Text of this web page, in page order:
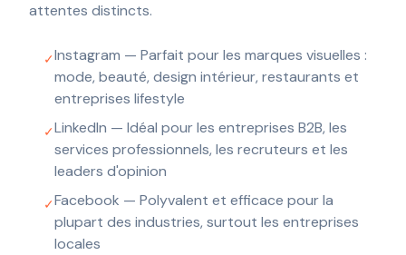
attentes distincts.
✓Instagram — Parfait pour les marques visuelles :
mode, beauté, design intérieur, restaurants et
entreprises lifestyle
✓LinkedIn — Idéal pour les entreprises B2B, les
services professionnels, les recruteurs et les
leaders d'opinion
✓Facebook — Polyvalent et efficace pour la
plupart des industries, surtout les entreprises
locales